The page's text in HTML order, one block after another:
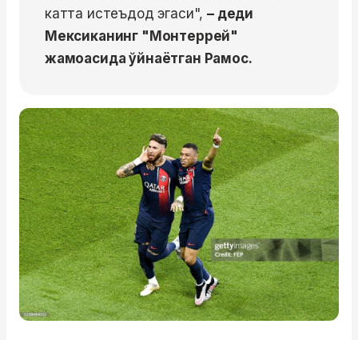
катта истеъдод эгаси",– деди
Мексиканинг "Монтеррей"
жамоасида ўйнаётган Рамос.